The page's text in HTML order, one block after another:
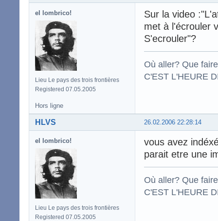
el lombrico!
Lieu Le pays des trois frontières
Registered 07.05.2005
Sur la video
met à l'écrouler
S'ecrouler"?
Où aller? Que
C'EST L'HEURE
Hors ligne
26.02.2006 22:28:14
HLVS
el lombrico!
Lieu Le pays des trois frontières
Registered 07.05.2005
vous avez
parait etre une
Où aller? Que
C'EST L'HEURE